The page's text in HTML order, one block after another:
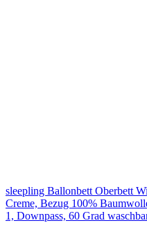
sleepling Ballonbett Oberbett
Creme, Bezug 100%
1, Downpass, 60 Grad